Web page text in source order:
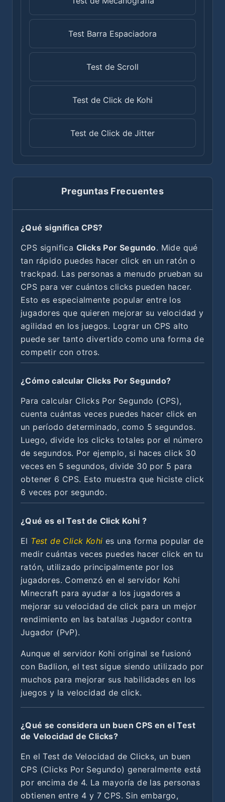
Test Barra Espaciadora
Test de Scroll
Test de Click de Kohi
Test de Click de Jitter
Preguntas Frecuentes
¿Qué significa CPS?
CPS significa Clicks Por Segundo. Mide qué
tan rápido puedes hacer click en un ratón o
trackpad. Las personas a menudo prueban su
CPS para ver cuántos clicks pueden hacer.
Esto es especialmente popular entre los
jugadores que quieren mejorar su velocidad y
agilidad en los juegos. Lograr un CPS alto
puede ser tanto divertido como una forma de
competir con otros.
¿Cómo calcular Clicks Por Segundo?
Para calcular Clicks Por Segundo (CPS),
cuenta cuántas veces puedes hacer click en
un período determinado, como 5 segundos.
Luego, divide los clicks totales por el número
de segundos. Por ejemplo, si haces click 30
veces en 5 segundos, divide 30 por 5 para
obtener 6 CPS. Esto muestra que hiciste click
6 veces por segundo.
¿Qué es el Test de Click Kohi ?
El Test de Click Kohi es una forma popular de
medir cuántas veces puedes hacer click en tu
ratón, utilizado principalmente por los
jugadores. Comenzó en el servidor Kohi
Minecraft para ayudar a los jugadores a
mejorar su velocidad de click para un mejor
rendimiento en las batallas Jugador contra
Jugador (PvP).
Aunque el servidor Kohi original se fusionó
con Badlion, el test sigue siendo utilizado por
muchos para mejorar sus habilidades en los
juegos y la velocidad de click.
¿Qué se considera un buen CPS en el Test
de Velocidad de Clicks?
En el Test de Velocidad de Clicks, un buen
CPS (Clicks Por Segundo) generalmente está
por encima de 4. La mayoría de las personas
obtienen entre 4 y 7 CPS. Sin embargo,